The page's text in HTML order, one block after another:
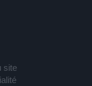
site